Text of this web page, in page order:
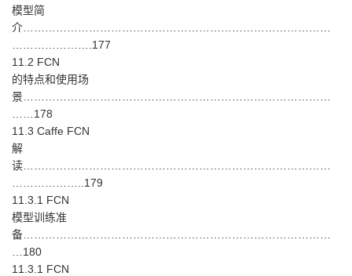
模型简
介…………………………………………………………………………
………………….177
11.2 FCN
的特点和使用场
景…………………………………………………………………………
……178
11.3 Caffe FCN
解
读…………………………………………………………………………
………………..179
11.3.1 FCN
模型训练准
备…………………………………………………………………………
…180
11.3.1 FCN